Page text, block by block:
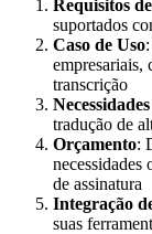
Requisitos
suportados
Caso de Uso
empresariais,
transcrição
tradução de
Orçamento:
necessidades
de assinatura
Integração
suas